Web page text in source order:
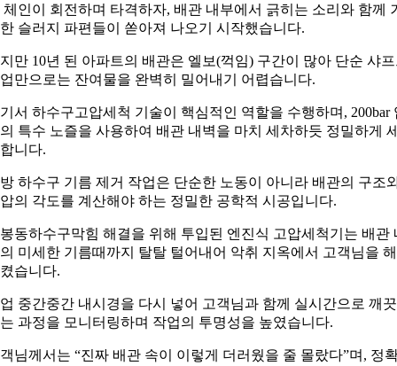
체인이 회전하며 타격하자, 배관 내부에서 긁히는 소리와 함께
슬러지 파편들이 쏟아져 나오기 시작했습니다.
만 10년 된 아파트의 배관은 엘보(꺽임) 구간이 많아 단순 샤
만으로는 잔여물을 완벽히 밀어내기 어렵습니다.
서 하수구고압세척 기술이 핵심적인 역할을 수행하며, 200bar
특수 노즐을 사용하여 배관 내벽을 마치 세차하듯 정밀하게
니다.
하수구 기름 제거 작업은 단순한 노동이 아니라 배관의 구조
의 각도를 계산해야 하는 정밀한 공학적 시공입니다.
동하수구막힘 해결을 위해 투입된 엔진식 고압세척기는 배관
미세한 기름때까지 탈탈 털어내어 악취 지옥에서 고객님을
습니다.
중간중간 내시경을 다시 넣어 고객님과 함께 실시간으로 깨
과정을 모니터링하며 작업의 투명성을 높였습니다.
님께서는 “진짜 배관 속이 이렇게 더러웠을 줄 몰랐다”며, 정